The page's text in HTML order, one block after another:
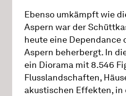
Ebenso umkämpft wie
Aspern war der
heute eine Dependance
Aspern beherbergt. In
ein Diorama mit 8.546
Flusslandschaften,
akustischen Effekten,